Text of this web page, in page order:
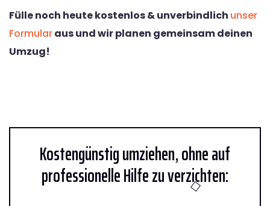
Fülle noch heute kostenlos & unverbindlich unser
Formularaus und wir planen gemeinsam deinen
Umzug!
Kostengünstig umziehen, ohne auf
professionelle Hilfe zu verzichten: